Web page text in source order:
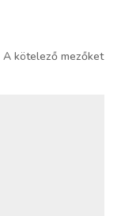
A kötelező mezőket